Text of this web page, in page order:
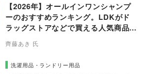
【2026年】オールインワンシャンプ
ーのおすすめランキング。LDKがド
ラッグストアなどで買える人気商品を
齊藤あき 氏
洗濯用品・ランドリー用品